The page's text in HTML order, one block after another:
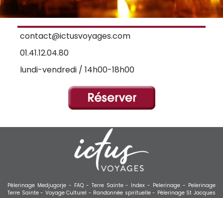
contact@ictusvoyages.com
01.41.12.04.80
lundi-vendredi / 14h00-18h00
Pèlerinage Medjugorje - FAQ - Terre Sainte - Index - Pelerinage - Pelerinage
Terre Sainte - Voyage Culturel - Randonnée spirituelle - Pèlerinage St Jacques